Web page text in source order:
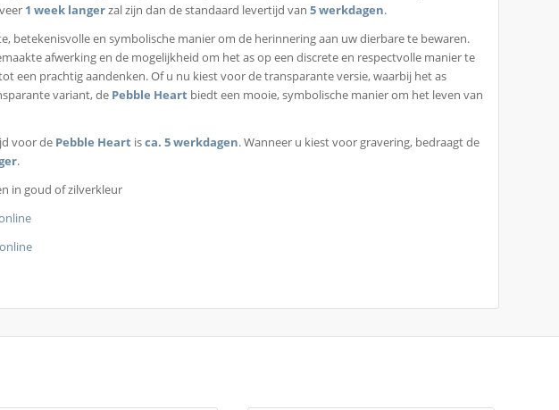
1 week langerzal zijn dan de standaard levertijd van5 werkdagen.
betekenisvolle en symbolische manier om de herinnering aan uw dierbare te bewaren.
afwerking en de mogelijkheid om het as op een discrete en respectvolle manier te
een prachtig aandenken. Of u nu kiest voor de transparante versie, waarbij het as
variant, de Pebble Heart biedt een mooie, symbolische manier om het leven van
voor de Pebble Heart isca. 5 werkdagen. Wanneer u kiest voor gravering, bedraagt de
.
in goud of zilverkleur